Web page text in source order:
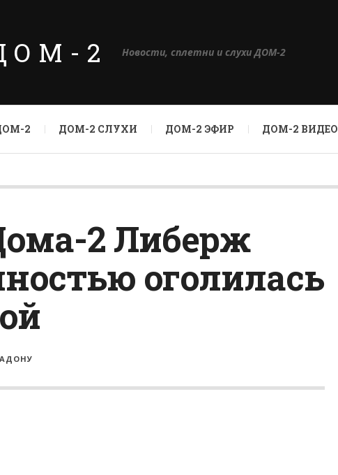
2 Новости, сплетни и слухи ДОМ-2
2 ДОМ-2 СЛУХИ ДОМ-2 ЭФИР ДОМ-2 ВИДЕО
2 Либерж
оголилась